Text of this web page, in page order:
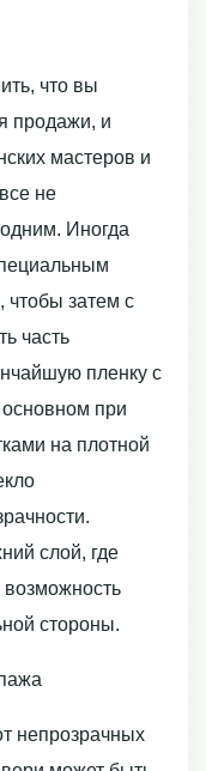
что вы
продажи, и
мастеров и
не
Иногда
затем с
часть
пленку с
при
на плотной
слой, где
возможность
стороны.
непрозрачных